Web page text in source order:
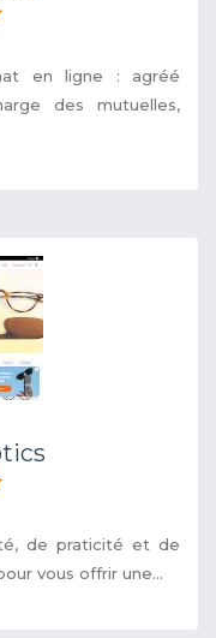
en ligne : agréé
des mutuelles,
de praticité et de
vous offrir une...